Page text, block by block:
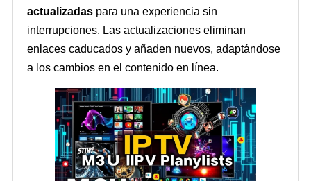
actualizadas para una experiencia sin
interrupciones. Las actualizaciones eliminan
enlaces caducados y añaden nuevos, adaptándose
a los cambios en el contenido en línea.